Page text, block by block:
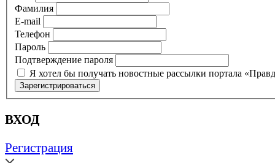
Фамилия
E-mail
Телефон
Пароль
Подтверждение пароля
Я хотел бы получать новостные рассылки портала
ВХОД
Регистрация